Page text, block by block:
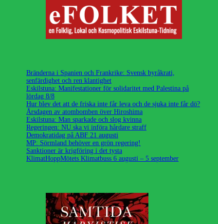
Bränderna i Spanien och Frankrike: Svensk byråkrati,
senfärdighet och ren klantighet
Eskilstuna: Manifestationer för solidaritet med Palestina på
lördag 8/8
Hur blev det att de friska inte får leva och de sjuka inte får dö?
Årsdagen av atombomben över Hiroshima
Eskilstuna: Man sparkade och slog kvinna
Regeringen: NU ska vi införa hårdare straff
Demokratidag på ABF 21 augusti
MP: Sörmland behöver en grön regering!
Sanktioner är krigföring i det tysta
KlimatHoppMötets Klimatbuss 6 augusti – 5 september